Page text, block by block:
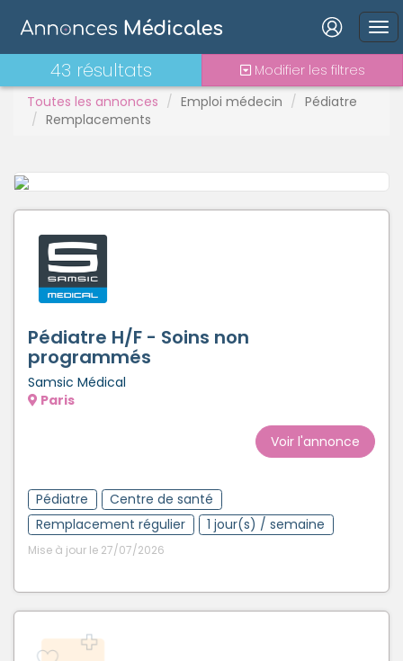
Connexion
Mot de passe oublié ?
Connexion
Toutes les annonces Emploi médecin
Pédiatre
Remplacements
43 résultats Modifier les filtres
Pédiatre H/F - Soins non
programmés
Samsic Médical
Paris
Voir l'annonce
Pédiatre
Centre de santé
Remplacement régulier
1 jour(s) / semaine
Mise à jour le 27/07/2026